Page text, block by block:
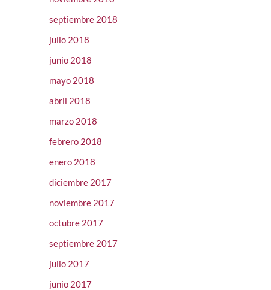
septiembre 2018
julio 2018
junio 2018
mayo 2018
abril 2018
marzo 2018
febrero 2018
enero 2018
diciembre 2017
noviembre 2017
octubre 2017
septiembre 2017
julio 2017
junio 2017